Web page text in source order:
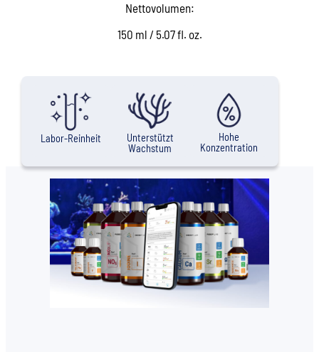
Nettovolumen:
150 ml / 5.07 fl. oz.
Labor-Reinheit
Unterstützt
Wachstum
Hohe
Konzentration